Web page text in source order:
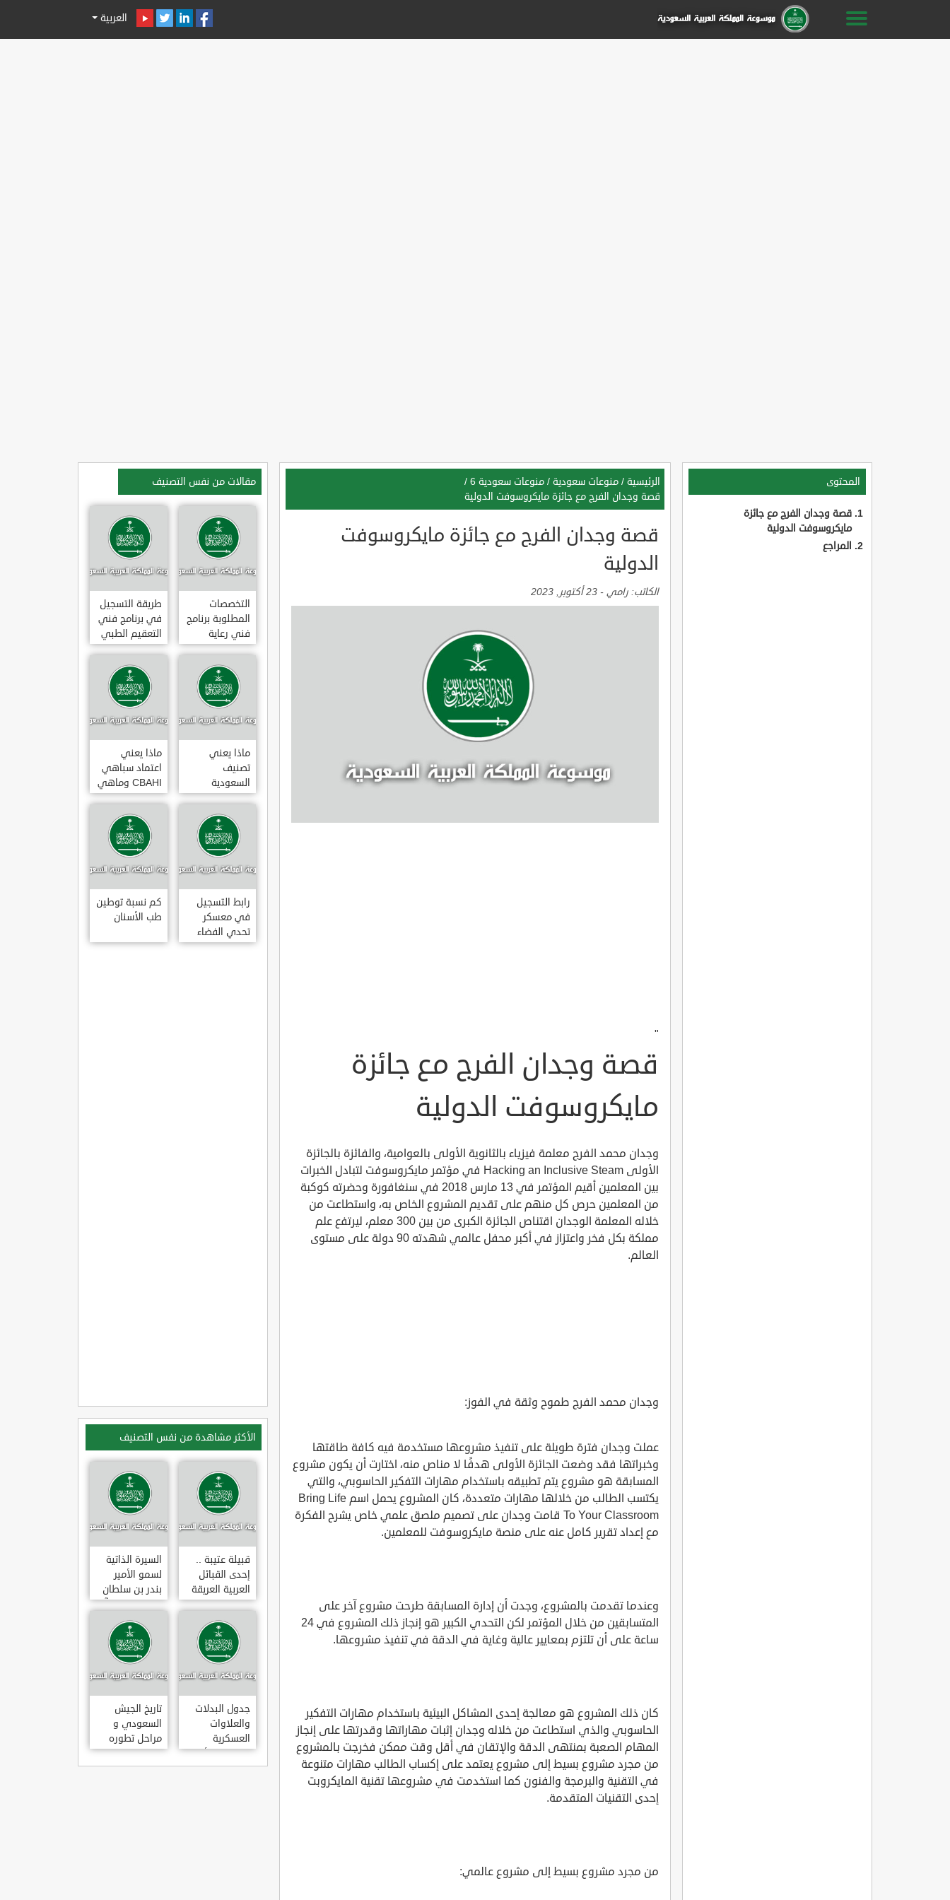
العربية
المحتوى
قصة وجدان الفرج مع جائزة
مايكروسوفت الدولية
المراجع
الرئيسية / منوعات سعودية / منوعات سعودية 6
/
قصة وجدان الفرج مع جائزة مايكروسوفت الدولية
قصة وجدان الفرج مع جائزة مايكروسوفت
الدولية
الكاتب: رامي - 23 أكتوبر, 2023
"
قصة وجدان الفرج مع جائزة
مايكروسوفت الدولية
وجدان محمد الفرج معلمة فيزياء بالثانوية الأولى بالعوامية، والفائزة بالجائزة
الأولى Hacking an Inclusive Steam في مؤتمر مايكروسوفت لتبادل الخبرات
بين المعلمين أقيم المؤتمر في 13 مارس 2018 في سنغافورة وحضرته كوكبة
من المعلمين حرص كل منهم على تقديم المشروع الخاص به، واستطاعت من
خلاله المعلمة الوجدان اقتناص الجائزة الكبرى من بين 300 معلم، ليرتفع علم
مملكة بكل فخر واعتزاز في أكبر محفل عالمي شهدته 90 دولة على مستوى
العالم.
وجدان محمد الفرج طموح وثقة في الفوز:
عملت وجدان فترة طويلة على تنفيذ مشروعها مستخدمة فيه كافة طاقتها
وخبراتها فقد وضعت الجائزة الأولى هدفًا لا مناص منه، اختارت أن يكون مشروع
المسابقة هو مشروع يتم تطبيقه باستخدام مهارات التفكير الحاسوبي، والتي
يكتسب الطالب من خلالها مهارات متعددة، كان المشروع يحمل اسم Bring Life
To Your Classroom قامت وجدان على تصميم ملصق علمي خاص يشرح الفكرة
مع إعداد تقرير كامل عنه على منصة مايكروسوفت للمعلمين.
وعندما تقدمت بالمشروع، وجدت أن إدارة المسابقة طرحت مشروع آخر على
المتسابقين من خلال المؤتمر لكن التحدي الكبير هو إنجاز ذلك المشروع في 24
ساعة على أن تلتزم بمعايير عالية وغاية في الدقة في تنفيذ مشروعها.
كان ذلك المشروع هو معالجة إحدى المشاكل البيئية باستخدام مهارات التفكير
الحاسوبي والذي استطاعت من خلاله وجدان إثبات مهاراتها وقدرتها على إنجاز
المهام الصعبة بمنتهى الدقة والإتقان في أقل وقت ممكن فخرجت بالمشروع
من مجرد مشروع بسيط إلى مشروع يعتمد على إكساب الطالب مهارات متنوعة
في التقنية والبرمجة والفنون كما استخدمت في مشروعها تقنية المايكروبت
إحدى التقنيات المتقدمة.
من مجرد مشروع بسيط إلى مشروع عالمي:
مقالات من نفس التصنيف
التخصصات
المطلوبة برنامج
فني رعاية
مرضى 3
طريقة التسجيل
في برنامج فني
التعقيم الطبي
ماذا يعني
تصنيف
السعودية
الائتماني AA1
ماذا يعني
اعتماد سباهي
CBAHI وماهي
معاييره
رابط التسجيل
في معسكر
تحدي الفضاء
كم نسبة توطين
طب الأسنان
الأكثر مشاهدة من نفس التصنيف
قبيلة عتيبة ..
إحدى القبائل
العربية العريقة
السيرة الذاتية
لسمو الأمير
بندر بن سلطان
بن عبد العزيز آل
سعود
جدول البدلات
والعلاوات
العسكرية
للضباط والأفراد
تاريخ الجيش
السعودي و
مراحل تطوره